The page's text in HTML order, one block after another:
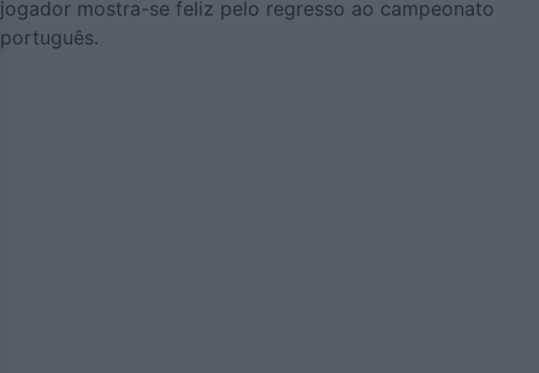
jogador mostra-se feliz pelo regresso ao campeonato
português.